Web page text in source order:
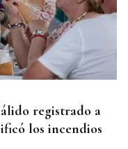
de género
robot aspirador
registrado a
los incendios